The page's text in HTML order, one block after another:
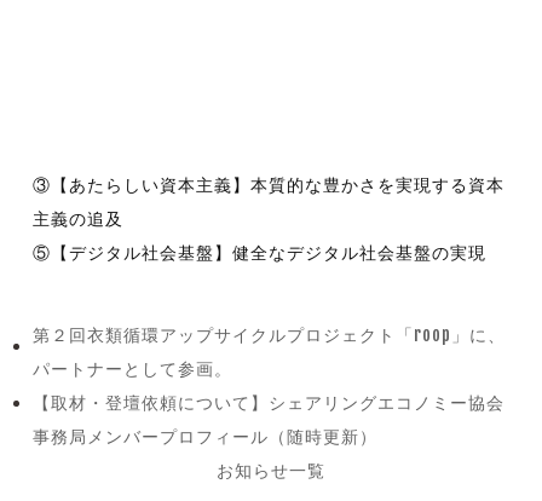
③【あたらしい資本主義】本質的な豊かさを実現する資本
主義の追及
⑤【デジタル社会基盤】健全なデジタル社会基盤の実現
previous
post:
第２回衣類循環アップサイクルプロジェクト「roop」に、
パートナーとして参画。
next
【取材・登壇依頼について】シェアリングエコノミー協会
事務局メンバープロフィール（随時更新）
お知らせ一覧